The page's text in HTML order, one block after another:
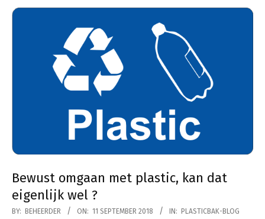
Bewust omgaan met plastic, kan dat
eigenlijk wel ?
2018-
BY: BEHEERDER ON: 11 SEPTEMBER 2018 IN: PLASTICBAK-BLOG